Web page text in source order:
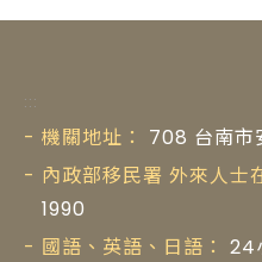
:::
機關地址：
708 台南市
內政部移民署 外來人士
1990
國語、英語、日語： 24